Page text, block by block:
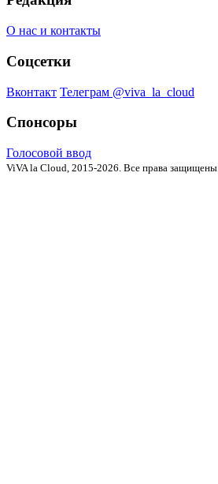
О нас и контакты
Соцсетки
Вконтакт Телеграм @viva_la_cloud
Спонсоры
Голосовой ввод
ViVA la Cloud, 2015-2026. Все права защищены.